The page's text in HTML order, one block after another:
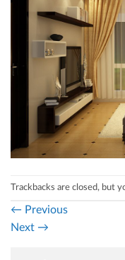
Trackbacks are closed, but
← Previous
Next →